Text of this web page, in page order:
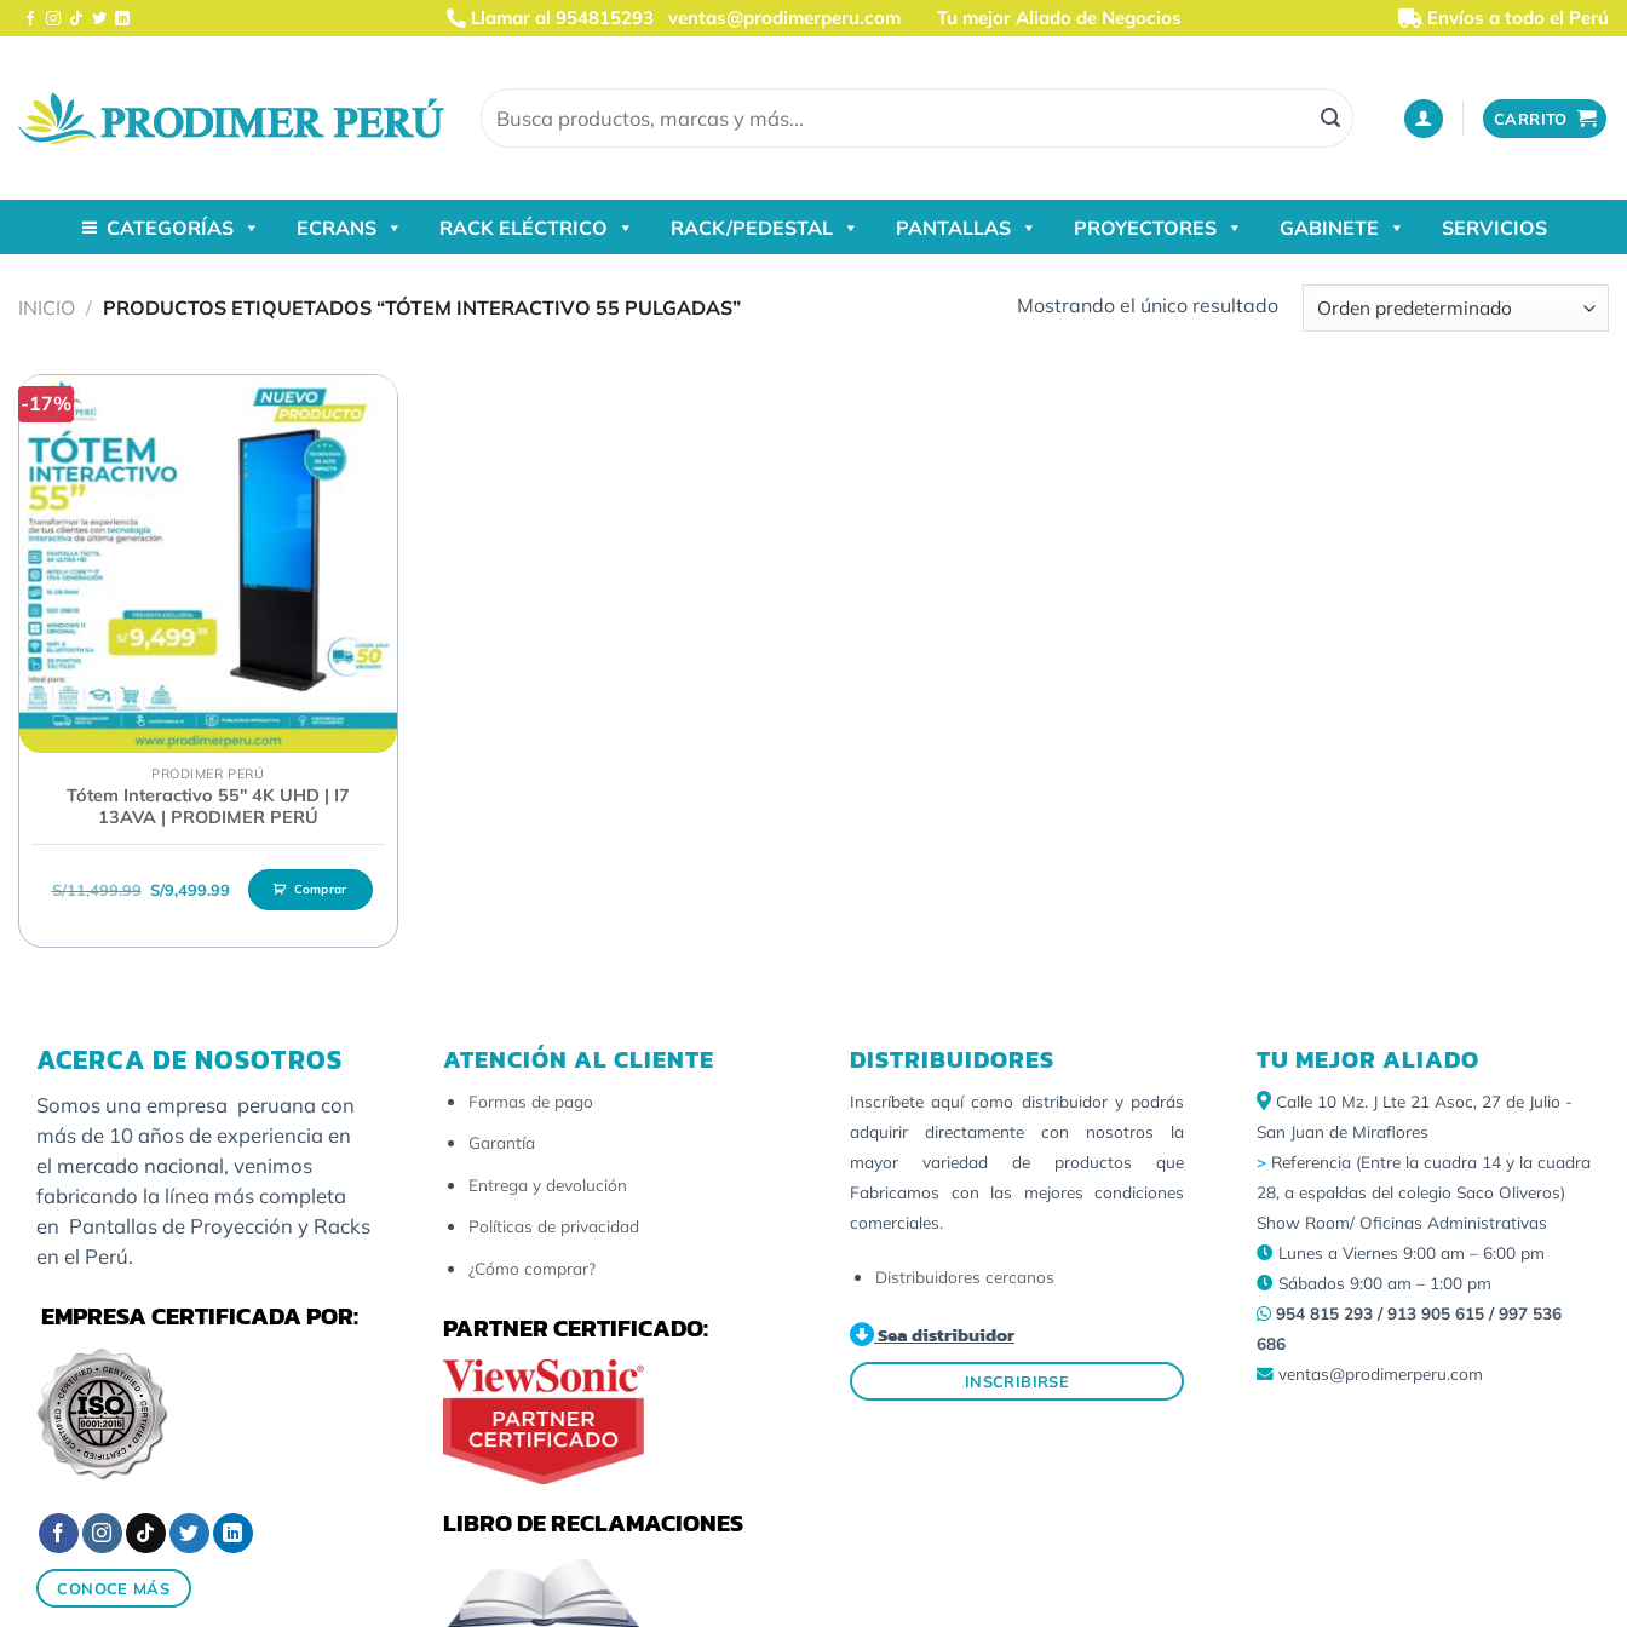
Saltar
al
Llamar al 954815293ventas@prodimerperu.com Tu mejor Aliado de Negocios Envíos a todo el Perú
por:
CARRITO
CATEGORÍAS ECRANS RACK ELÉCTRICO RACK/PEDESTAL PANTALLAS PROYECTORES GABINETE SERVICIOS
INICIO / PRODUCTOS ETIQUETADOS “TÓTEM INTERACTIVO 55 PULGADAS” Mostrando el único resultado
-17%
PRODIMER PERÚ
Tótem Interactivo 55″ 4K UHD | I7
13AVA | PRODIMER PERÚ
S/11,499.99 El precio original era: S/11,499.99.
S/9,499.99El precio actual es: S/9,499.99.
Comprar
ACERCA DE NOSOTROS
Somos una empresa peruana con
más de 10 años de experiencia en
el mercado nacional, venimos
fabricando la línea más completa
en Pantallas de Proyección y Racks
en el Perú.
EMPRESA CERTIFICADA POR:
CONOCE MÁS
ATENCIÓN AL CLIENTE
Formas de pago
Garantía
Entrega y devolución
Políticas de privacidad
¿Cómo comprar?
PARTNER CERTIFICADO:
LIBRO DE RECLAMACIONES
DISTRIBUIDORES
Inscríbete aquí como distribuidor y podrás
adquirir directamente con nosotros la
mayor variedad de productos que
Fabricamos con las mejores condiciones
comerciales.
Distribuidores cercanos
Sea distribuidor
INSCRIBIRSE
TU MEJOR ALIADO
Calle 10 Mz. J Lte 21 Asoc, 27 de Julio -
San Juan de Miraflores
> Referencia (Entre la cuadra 14 y la cuadra
28, a espaldas del colegio Saco Oliveros)
Show Room/ Oficinas Administrativas
Lunes a Viernes 9:00 am – 6:00 pm
Sábados 9:00 am – 1:00 pm
954 815 293 / 913 905 615 / 997 536
686
ventas@prodimerperu.com